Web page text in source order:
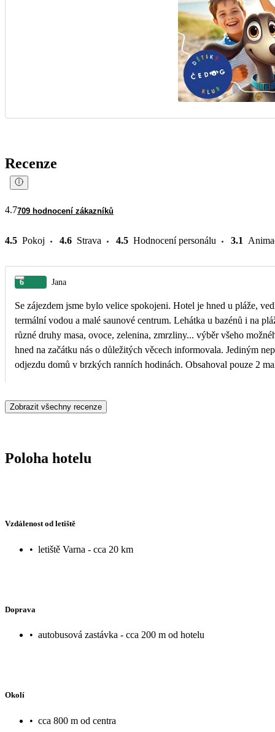
Recenze
4.7709 hodnocení zákazníků
4.5 Pokoj 4.6 Strava 4.5 Hodnocení personálu 3.1
6 Jana
Se zájezdem jsme bylo velice spokojeni. Hotel je hned u pláže,
termální vodou a malé saunové centrum. Lehátka u bazénů i na
různé druhy masa, ovoce, zelenina, zmrzliny... výběr všeho
hned na začátku nás o důležitých věcech informovala. Jediným
odjezdu domů v brzkých ranních hodinách. Obsahoval pouze 2
Zobrazit všechny recenze
Poloha hotelu
Vzdálenost od letiště
• letiště Varna - cca 20 km
Doprava
• autobusová zastávka - cca 200 m od hotelu
Okolí
• cca 800 m od centra